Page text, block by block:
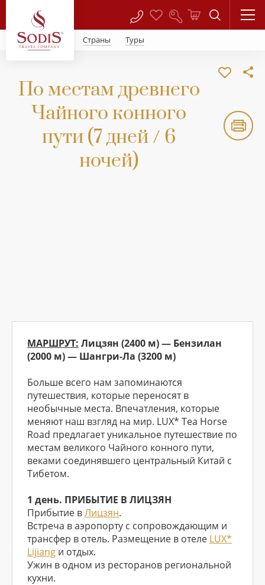
Страны Туры
По местам древнего
Чайного конного
пути (7 дней / 6
ночей)
МАРШРУТ: Лицзян (2400 м) — Бензилан
(2000 м) — Шангри-Ла (3200 м)
Больше всего нам запоминаются
путешествия, которые переносят в
необычные места. Впечатления, которые
меняют наш взгляд на мир. LUX* Tea Horse
Road предлагает уникальное путешествие по
местам великого Чайного конного пути,
веками соединявшего центральный Китай с
Тибетом.
1 день. ПРИБЫТИЕ В ЛИЦЗЯН
Прибытие вЛицзян.
Встреча в аэропорту с сопровождающим и
трансфер в отель. Размещение в отеле LUX*
Lijiang и отдых.
Ужин в одном из ресторанов региональной
кухни.